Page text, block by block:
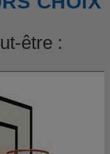
être :